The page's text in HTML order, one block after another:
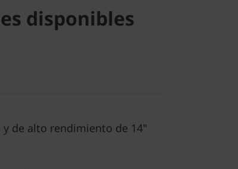
disponibles
de alto rendimiento de 14"